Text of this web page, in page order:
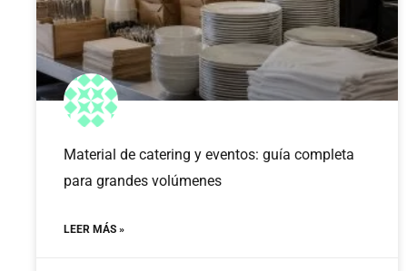
Material de catering y eventos: guía completa
para grandes volúmenes
LEER MÁS »